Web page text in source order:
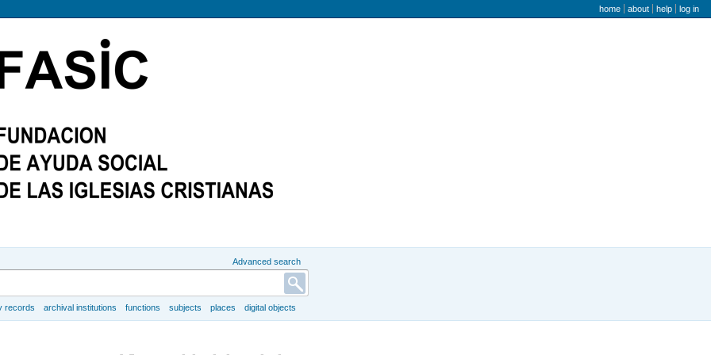
user menu
home about help log in
Advanced search
records archival institutions functions subjects places digital objects